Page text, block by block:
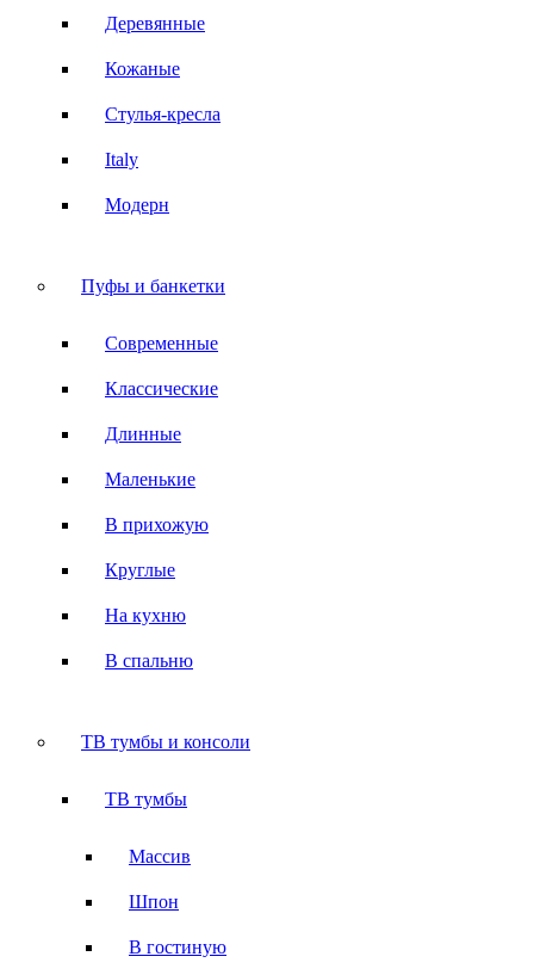
Деревянные
Кожаные
Стулья-кресла
Italy
Модерн
Пуфы и банкетки
Современные
Классические
Длинные
Маленькие
В прихожую
Круглые
На кухню
В спальню
ТВ тумбы и консоли
ТВ тумбы
Массив
Шпон
В гостиную